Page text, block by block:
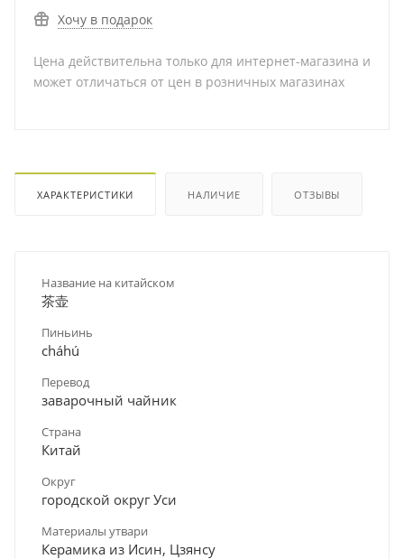
Хочу в подарок
Цена действительна только для интернет-магазина и
может отличаться от цен в розничных магазинах
ХАРАКТЕРИСТИКИ НАЛИЧИЕ ОТЗЫВЫ
Название на китайском
茶壶
Пиньинь
cháhú
Перевод
заварочный чайник
Страна
Китай
Округ
городской округ Уси
Материалы утвари
Керамика из Исин, Цзянсу